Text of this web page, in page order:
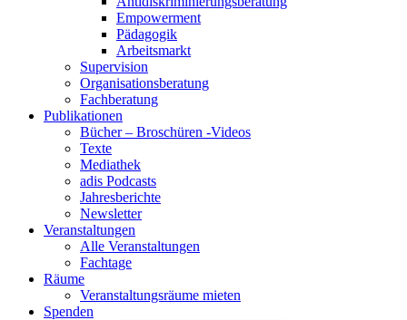
Empowerment
Pädagogik
Arbeitsmarkt
Supervision
Organisationsberatung
Fachberatung
Publikationen
Bücher – Broschüren -Videos
Texte
Mediathek
adis Podcasts
Jahresberichte
Newsletter
Veranstaltungen
Alle Veranstaltungen
Fachtage
Räume
Veranstaltungsräume mieten
Spenden